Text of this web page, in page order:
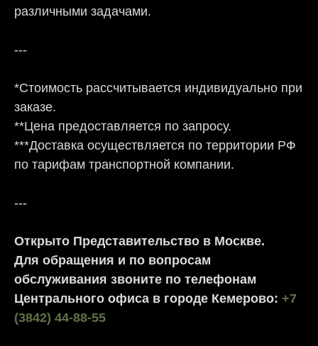
различными задачами.
---
*Стоимость рассчитывается индивидуально при
заказе.
**Цена предоставляется по запросу.
***Доставка осуществляется по территории РФ
по тарифам транспортной компании.
---
Открыто Представительство в Москве.
Для обращения и по вопросам
обслуживания звоните по телефонам
Центрального офиса в городе Кемерово: +7
(3842) 44-88-55